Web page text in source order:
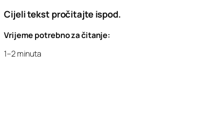
Cijeli tekst pročitajte ispod.
Vrijeme potrebno za čitanje:
1–2 minuta